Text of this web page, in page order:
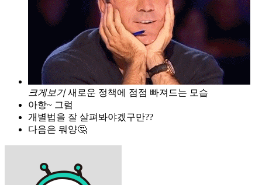
크게보기 새로운 정책에 점점 빠져드는 모습
아항~ 그럼
개별법을 잘 살펴봐야겠구만??
다음은 뭐양🤔